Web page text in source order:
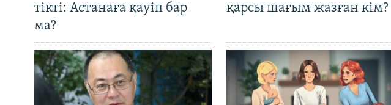
тікті: Астанаға қауіп бар
ма?
қарсы шағым жазған кім?